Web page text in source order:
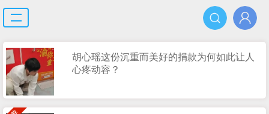
胡心瑶这份沉重而美好的捐款为何如此让人
心疼动容？